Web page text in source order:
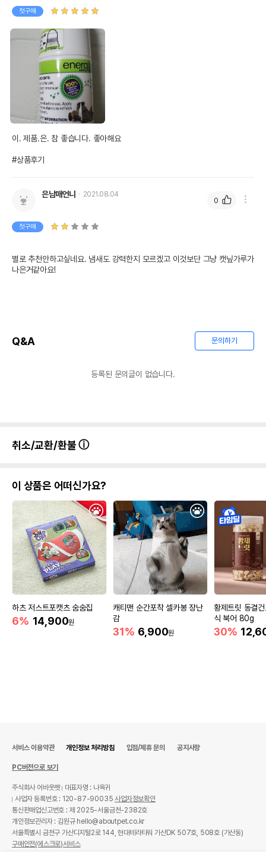
유통기한
첫구매
이. 제품.은. 참 좋습니다. 좋아해요
#상품후기
은남매언니 2021.08.04
첫구매
별로 추천안하고싶네요. 냄새도 강력한지 모르겠고 이것보단 그냥 캣닢가루가
나은거같아요!
0
Q&A 문의하기
등록된 문의글이 없습니다.
취소/교환/환불
이 상품은 어떠신가요?
하츠 저스트포캣츠 숨숨집
6% 14,900원
캐티맨 순간포착 셀카봉 장난
감
31% 6,900원
황제트릿 동결
식 북어 80g
30%
서비스 이용약관 개인정보 처리방침 입점/제휴 문의 공지사항
PC버전으로 보기
주식회사 어바웃펫
대표자명 : 나옥귀
사업자 등록번호 : 120-87-90035사업자정보확인
통신판매업신고번호 : 제 2025-서울금천-2382호
개인정보관리자 : 김원규 hello@aboutpet.co.kr
서울특별시 금천구 가산디지털2로 144, 현대테라타워 가산DK 507호, 508호 (가산동)
구매안전(에스크로)서비스